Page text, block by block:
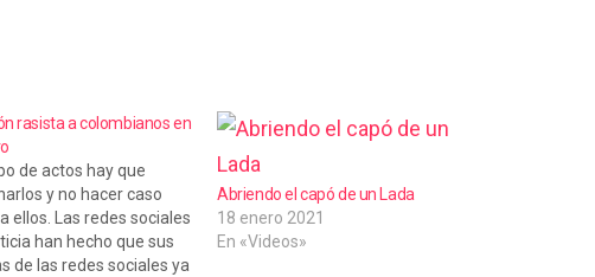
rasista a colombianos en
de actos hay que
y no hacer caso
ellos. Las redes sociales
han hecho que sus
de las redes sociales ya
Abriendo el capó de un Lada
18 enero 2021
En «Videos»